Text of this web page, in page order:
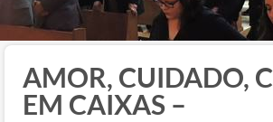
AMOR, CUIDADO,
EM CAIXAS –